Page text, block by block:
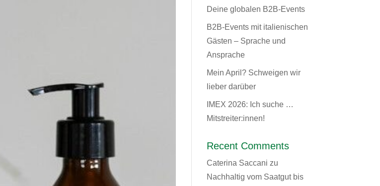
Deine globalen B2B-Events
B2B-Events mit italienischen
Gästen – Sprache und
Ansprache
Mein April? Schweigen wir
lieber darüber
IMEX 2026: Ich suche …
Mitstreiter:innen!
Recent Comments
Caterina Saccani zu
Nachhaltig vom Saatgut bis